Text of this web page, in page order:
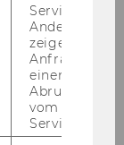
stu­dents
on cam­pus
to en­su­
against
Service
Andere
zeigen Opt-
Anfrage im
einen Fehler
Abrufen
vom AMP
Service an.